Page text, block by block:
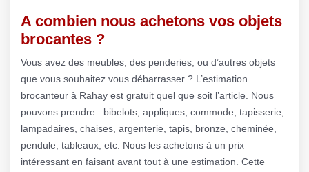
A combien nous achetons vos objets
brocantes ?
Vous avez des meubles, des penderies, ou d’autres objets
que vous souhaitez vous débarrasser ? L’estimation
brocanteur à Rahay est gratuit quel que soit l’article. Nous
pouvons prendre : bibelots, appliques, commode, tapisserie,
lampadaires, chaises, argenterie, tapis, bronze, cheminée,
pendule, tableaux, etc. Nous les achetons à un prix
intéressant en faisant avant tout à une estimation. Cette